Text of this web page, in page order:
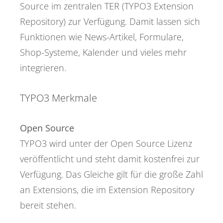
Source im zentralen TER (TYPO3 Extension
Repository) zur Verfügung. Damit lassen sich
Funktionen wie News-Artikel, Formulare,
Shop-Systeme, Kalender und vieles mehr
integrieren.
TYPO3 Merkmale
Open Source
TYPO3 wird unter der Open Source Lizenz
veröffentlicht und steht damit kostenfrei zur
Verfügung. Das Gleiche gilt für die große Zahl
an Extensions, die im Extension Repository
bereit stehen.